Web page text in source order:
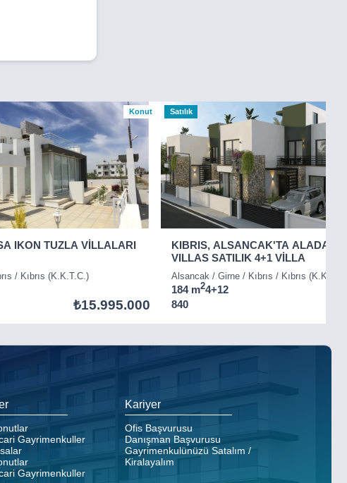
Konut
IKON TUZLA VİLLALARI
/ Kıbrıs (K.K.T.C.)
₺15.995.000
Satılık
KIBRIS, ALSANCAK'TA
VILLAS SATILIK 4+1 VİLLA
Alsancak / Girne / Kıbrıs / Kıbrıs
184 m24+12
840
Gayrimenkuller
Gayrimenkuller
Kariyer
Ofis Başvurusu
Danışman Başvurusu
Gayrimenkulünüzü Satalım /
Kiralayalım